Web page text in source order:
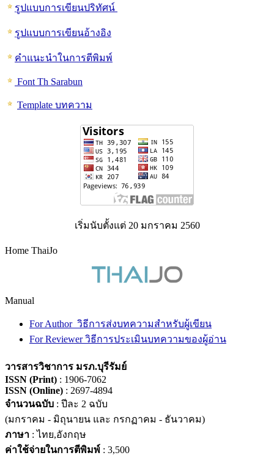
รูปแบบการเขียนปริทัศน์
รูปแบบการเขียนอ้างอิง
คำแนะนำในการตีพิมพ์
Font Th Sarabun
Template บทความ
เริ่มนับตั้งแต่ 20 มกราคม 2560
Home ThaiJo
Manual
For Author วิธีการส่งบทความสำหรับผู้เขียน
For Reviewer วิธีการประเมินบทความของผู้อ่าน
วารสารวิชาการ มรภ.บุรีรัมย์
ISSN (Print) : 1906-7062
ISSN (Online) : 2697-4894
จำนวนฉบับ : ปีละ 2 ฉบับ
(มกราคม - มิถุนายน และ กรกฏาคม - ธันวาคม)
ภาษา : ไทย,อังกฤษ
ค่าใช้จ่ายในการตีพิมพ์ : 3,500